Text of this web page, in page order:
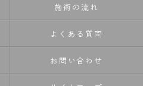
施術の流れ
よくある質問
お問い合わせ